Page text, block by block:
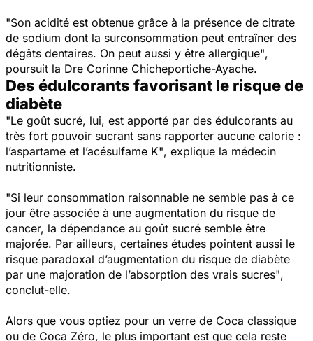
"Son acidité est obtenue grâce à la présence de citrate
de sodium dont la surconsommation peut entraîner des
dégâts dentaires. On peut aussi y être allergique",
poursuit la Dre Corinne Chicheportiche-Ayache.
Des édulcorants favorisant le risque de
diabète
"Le goût sucré, lui, est apporté par des édulcorants au
très fort pouvoir sucrant sans rapporter aucune calorie :
l’aspartame et l’acésulfame K", explique la médecin
nutritionniste.
"Si leur consommation raisonnable ne semble pas à ce
jour être associée à une augmentation du risque de
cancer, la dépendance au goût sucré semble être
majorée. Par ailleurs, certaines études pointent aussi le
risque paradoxal d’augmentation du risque de diabète
par une majoration de l’absorption des vrais sucres",
conclut-elle.
Alors que vous optiez pour un verre de Coca classique
ou de Coca Zéro, le plus important est que cela reste